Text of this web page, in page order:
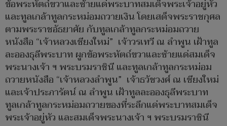
ข้อพระหัตถ์ขวาและซ้ายแด่พระบาทสมเด็จพระเจ้าอยู่หัว
และทูลเกล้าทูลกระหม่อมถวายเงิน โดยเสด็จพระราชกุศล
ตามพระราชอัธยาศัย กับทูลเกล้าทูลกระหม่อมถวาย
หนังสือ “เจ้าหลวงเชียงใหม่” เจ้าวรเทวี ณ ลำพูน เฝ้าทูล
ละอองธุลีพระบาท ผูกข้อพระหัตถ์ขวาและซ้ายแด่สมเด็จ
พระนางเจ้า ฯ พระบรมราชินี และทูลเกล้าทูลกระหม่อม
ถวายหนังสือ “เจ้าหลวงลำพูน” เจ้าธวัชวงศ์ ณ เชียงใหม่
และเจ้าประภารัตน์ ณ ลำพูน เฝ้าทูลละอองธุลีพระบาท
ทูลเกล้าทูลกระหม่อมถวายของที่ระลึกแด่พระบาทสมเด็จ
พระเจ้าอยู่หัว และสมเด็จพระนางเจ้า ฯ พระบรมราชินี